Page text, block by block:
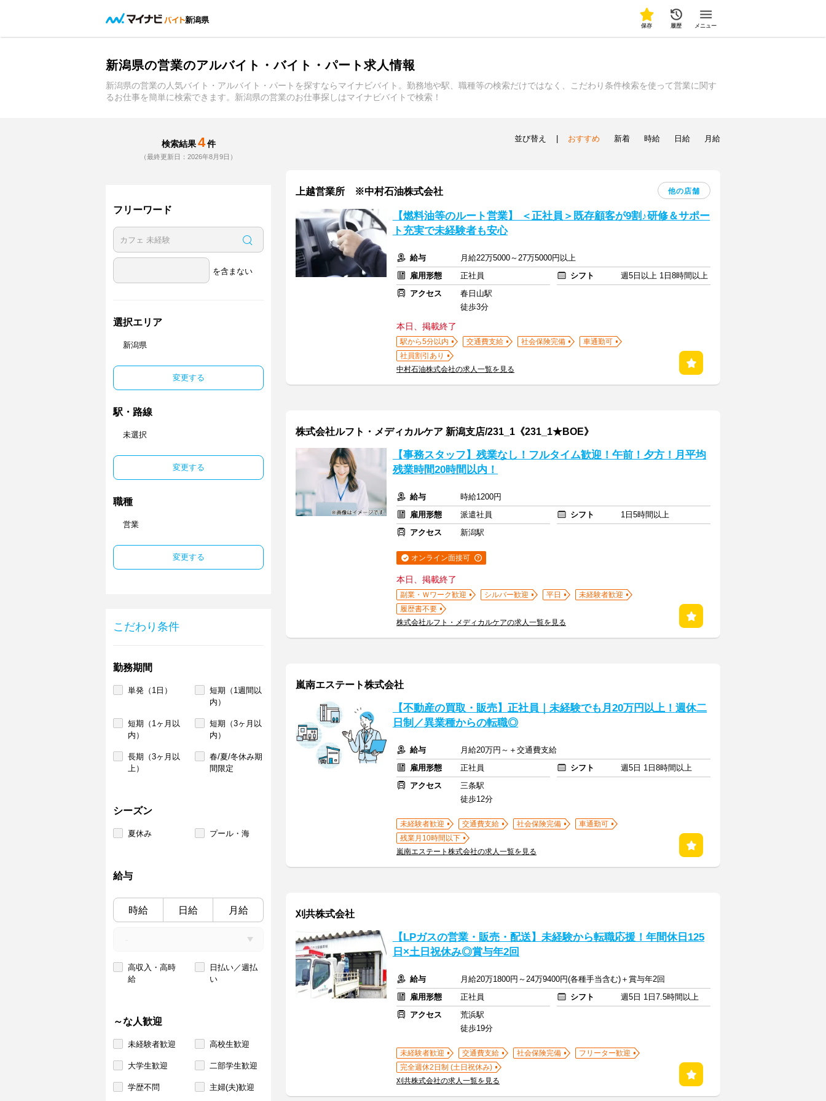
新潟県
保存 履歴 メニュー
新潟県の営業のアルバイト・バイト・パート求人情報
新潟県の営業の人気バイト・アルバイト・パートを探すならマイナビバイト。勤務地や駅、職種等の検索だけではなく、こだわり条件検索を使って営業に関す
るお仕事を簡単に検索できます。新潟県の営業のお仕事探しはマイナビバイトで検索！
検索結果 4 件
（最終更新日：2026年8月9日）
フリーワード
を含まない
選択エリア
新潟県
変更する
駅・路線
未選択
変更する
職種
営業
変更する
こだわり条件
勤務期間
単発（1日）
短期（1週間以
内）
短期（1ヶ月以
内）
短期（3ヶ月以
内）
長期（3ヶ月以
上）
春/夏/冬休み期
間限定
シーズン
夏休み プール・海
給与
時給 日給 月給
高収入・高時
給
日払い／週払
い
～な人歓迎
未経験者歓迎 高校生歓迎
大学生歓迎 二部学生歓迎
学歴不問 主婦(夫)歓迎
並び替え おすすめ 新着 時給 日給 月給
上越営業所 ※中村石油株式会社 他の店舗
【燃料油等のルート営業】 ＜正社員＞既存顧客が9割♪研修＆サポー
ト充実で未経験者も安心
給与
月給22万5000～27万5000円以上
雇用形態
正社員 シフト
週5日以上 1日8時間以上
アクセス
春日山駅
徒歩3分
本日、掲載終了
駅から5分以内 交通費支給 社会保険完備
車通勤可
社員割引あり
中村石油株式会社の求人一覧を見る
株式会社ルフト・メディカルケア 新潟支店/231_1《231_1★BOE》
【事務スタッフ】残業なし！フルタイム歓迎！午前！夕方！月平均
残業時間20時間以内！
給与
時給1200円
雇用形態
派遣社員 シフト
1日5時間以上
アクセス
新潟駅
オンライン面接可
本日、掲載終了
副業・Ｗワーク歓迎 シルバー歓迎 平日
未経験者歓迎
履歴書不要
株式会社ルフト・メディカルケアの求人一覧を見る
嵐南エステート株式会社
【不動産の買取・販売】正社員｜未経験でも月20万円以上！週休二
日制／異業種からの転職◎
給与
月給20万円～＋交通費支給
雇用形態
正社員 シフト
週5日 1日8時間以上
アクセス
三条駅
徒歩12分
未経験者歓迎 交通費支給 社会保険完備
車通勤可
残業月10時間以下
嵐南エステート株式会社の求人一覧を見る
刈共株式会社
【LPガスの営業・販売・配送】未経験から転職応援！年間休日125
日×土日祝休み◎賞与年2回
給与
月給20万1800円～24万9400円(各種手当含む)＋賞与年2回
雇用形態
正社員 シフト
週5日 1日7.5時間以上
アクセス
荒浜駅
徒歩19分
未経験者歓迎 交通費支給 社会保険完備
フリーター歓迎
完全週休2日制 (土日祝休み)
刈共株式会社の求人一覧を見る